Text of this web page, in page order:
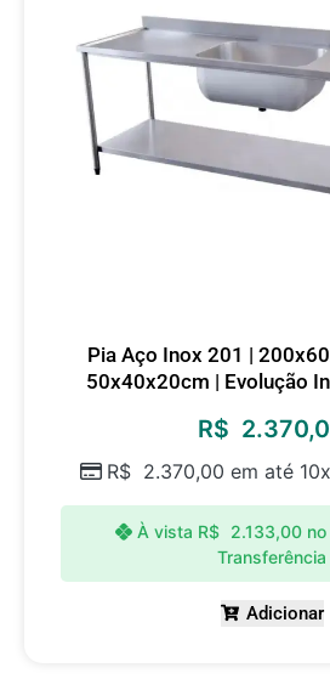
Pia Aço Inox 201 |
50x40x20cm | Evolução
R$
R$ 2.370,00 em até
À vista R$ 2.133,00
Transferência
Adicionar